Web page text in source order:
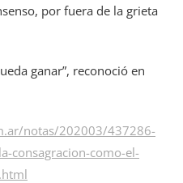
por fuera de la grieta
ganar”, reconoció en
notas/202003/437286-
consagracion-como-el-